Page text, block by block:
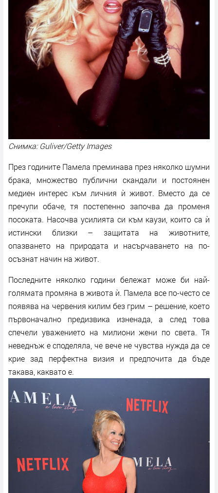
Снимка: Guliver/Getty Images
През годините Памела преминава през няколко шумни
брака, множество публични скандали и постоянен
медиен интерес към личния ѝ живот. Вместо да се
пречупи обаче, тя постепенно започва да променя
посоката. Насочва усилията си към каузи, които са ѝ
истински близки – защитата на животните,
опазването на природата и насърчаването на по-
осъзнат начин на живот.
Последните няколко години бележат може би най-
голямата промяна в живота ѝ. Памела все по-често се
появява на червения килим без грим – решение, което
първоначално предизвика изненада, а след това
спечели уважението на милиони жени по света. Тя
неведнъж е споделяла, че вече не чувства нужда да се
крие зад перфектна визия и предпочита да бъде
такава, каквато е.